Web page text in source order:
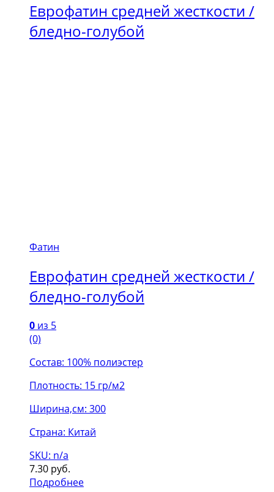
Еврофатин средней жесткости /
бледно-голубой
Фатин
Еврофатин средней жесткости /
бледно-голубой
0 из 5
(0)
Состав: 100% полиэстер
Плотность: 15 гр/м2
Ширина,см: 300
Страна: Китай
SKU: n/a
7.30 руб.
Подробнее